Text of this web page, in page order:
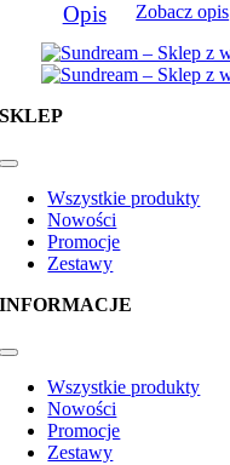
Opis Zobacz opis
SKLEP
Toggle
NavigationWszystkie produkty
Nowości
Promocje
Zestawy
INFORMACJE
Toggle
NavigationWszystkie produkty
Nowości
Promocje
Zestawy